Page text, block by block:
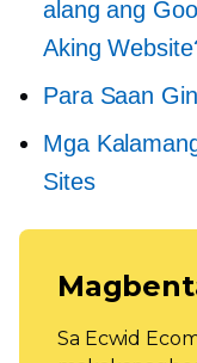
alang ang
Aking
Para Saan
Mga
Sites
Sa Ecwid